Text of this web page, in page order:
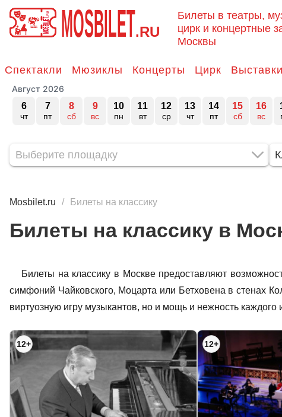
MOSBILET.RU
Билеты в театры,
цирк и концертные
Москвы
Спектакли Мюзиклы Концерты Цирк Выставки
Август 2026
6
чт
7
пт
8
сб
9
вс
10
пн
11
вт
12
ср
13
чт
14
пт
15
сб
16
вс
Mosbilet.ru Билеты на классику
Билеты на классику в
Билеты на классику в Москве предоставляют
симфоний Чайковского, Моцарта или Бетховена в стенах
виртуозную игру музыкантов, но и мощь и нежность
12+ 12+